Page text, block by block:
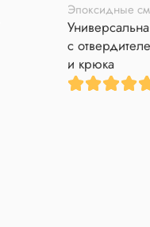
Эпоксидные
с
и крюка